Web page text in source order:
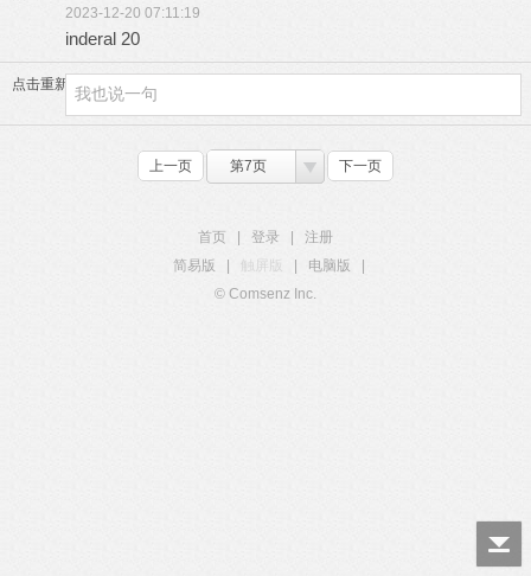
2023-12-20 07:11:19
inderal 20
点击重新加载
上一页 第7页 下一页
首页 登录
注册
简易版
触屏版 电脑版
© Comsenz Inc.